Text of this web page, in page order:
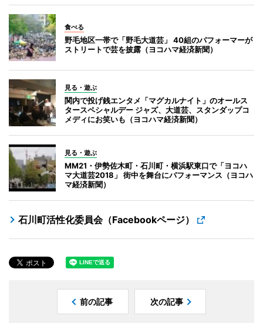
食べる
野毛地区一帯で「野毛大道芸」 40組のパフォーマーが
ストリートで芸を披露（ヨコハマ経済新聞）
見る・遊ぶ
関内で投げ銭エンタメ「マグカルナイト」のオールス
タースペシャルデー ジャズ、大道芸、スタンダップコ
メディにお笑いも（ヨコハマ経済新聞）
見る・遊ぶ
MM21・伊勢佐木町・石川町・横浜駅東口で「ヨコハ
マ大道芸2018」 街中を舞台にパフォーマンス（ヨコハ
マ経済新聞）
石川町活性化委員会（Facebookページ）
前の記事 次の記事